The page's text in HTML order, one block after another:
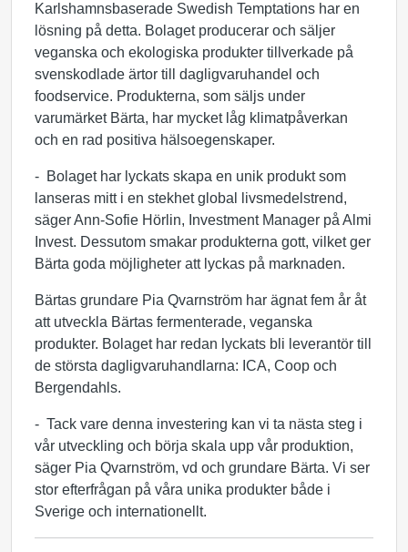
Karlshamnsbaserade Swedish Temptations har en
lösning på detta. Bolaget producerar och säljer
veganska och ekologiska produkter tillverkade på
svenskodlade ärtor till dagligvaruhandel och
foodservice. Produkterna, som säljs under
varumärket Bärta, har mycket låg klimatpåverkan
och en rad positiva hälsoegenskaper.
- Bolaget har lyckats skapa en unik produkt som
lanseras mitt i en stekhet global livsmedelstrend,
säger Ann-Sofie Hörlin, Investment Manager på Almi
Invest. Dessutom smakar produkterna gott, vilket ger
Bärta goda möjligheter att lyckas på marknaden.
Bärtas grundare Pia Qvarnström har ägnat fem år åt
att utveckla Bärtas fermenterade, veganska
produkter. Bolaget har redan lyckats bli leverantör till
de största dagligvaruhandlarna: ICA, Coop och
Bergendahls.
- Tack vare denna investering kan vi ta nästa steg i
vår utveckling och börja skala upp vår produktion,
säger Pia Qvarnström, vd och grundare Bärta. Vi ser
stor efterfrågan på våra unika produkter både i
Sverige och internationellt.